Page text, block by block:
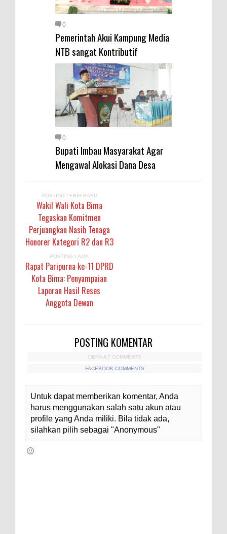
0
Pemerintah Akui Kampung Media
NTB sangat Kontributif
0
Bupati Imbau Masyarakat Agar
Mengawal Alokasi Dana Desa
POSTING LEBIH BARU
Wakil Wali Kota Bima
Tegaskan Komitmen
Perjuangkan Nasib Tenaga
Honorer Kategori R2 dan R3
POSTING LAMA
Rapat Paripurna ke-11 DPRD
Kota Bima: Penyampaian
Laporan Hasil Reses
Anggota Dewan
POSTING KOMENTAR
DEFAULT COMMENTS
FACEBOOK COMMENTS
Untuk dapat memberikan komentar, Anda
harus menggunakan salah satu akun atau
profile yang Anda miliki. Bila tidak ada,
silahkan pilih sebagai "Anonymous"